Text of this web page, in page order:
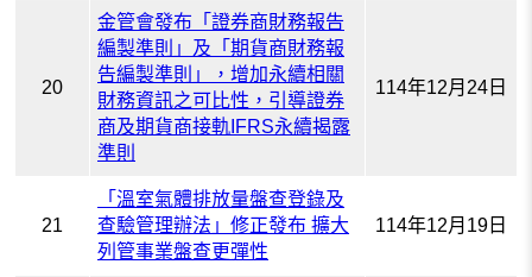
20
金管會發布「證券商財務報告
編製準則」及「期貨商財務報
告編製準則」，增加永續相關
財務資訊之可比性，引導證券
商及期貨商接軌IFRS永續揭露
準則
114年12月24日
21
「溫室氣體排放量盤查登錄及
查驗管理辦法」修正發布 擴大
列管事業盤查更彈性
114年12月19日